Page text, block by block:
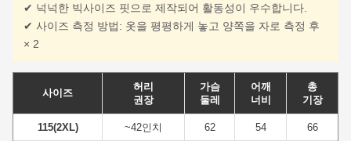
✔ 넉넉한 빅사이즈 핏으로 제작되어 활동성이 우수합니다.
✔ 사이즈 측정 방법: 옷을 평평하게 놓고 양쪽을 자로 측정 후
× 2
사이즈
허리
권장
가슴
둘레
어깨
너비
총
기장
115(2XL) ~42인치 62 54 66